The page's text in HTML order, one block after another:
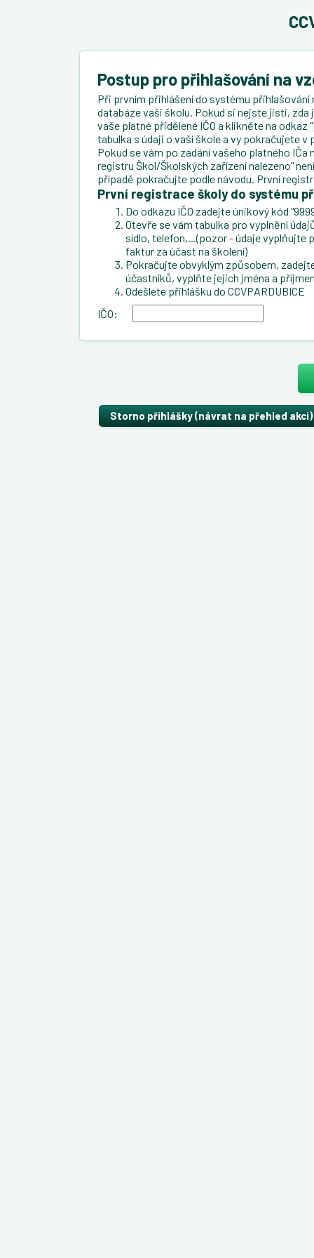
Postup pro přihlašování na
Při prvním přihlášení do systému
databáze vaši školu. Pokud si nejste jisti, zda
vaše platné přidělené IČO a klikněte na
tabulka s údaji o vaší škole a vy pokračujete
Pokud se vám po zadání vašeho platného IČa
registru Škol/Školských zařízení nalezeno"
případě pokračujte podle návodu. První
První registrace školy do systému
Do odkazu IČO zadejte únikový kód
Otevře se vám tabulka pro vyplnění
sídlo, telefon,...(pozor - údaje vyplňujte
faktur za účast na školení)
Pokračujte obvyklým způsobem,
účastníků, vyplňte jejich jména a
Odešlete přihlášku do CCVPARDUBICE
IČO:
Storno přihlášky (návrat na přehled akci)